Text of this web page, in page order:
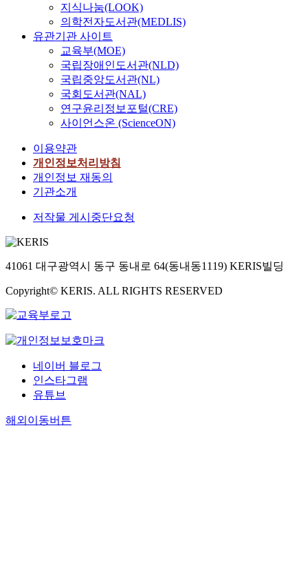
지식나눔(LOOK)
의학전자도서관(MEDLIS)
유관기관 사이트
교육부(MOE)
국립장애인도서관(NLD)
국립중앙도서관(NL)
국회도서관(NAL)
연구윤리정보포털(CRE)
사이언스온 (ScienceON)
이용약관
개인정보처리방침
개인정보 재동의
기관소개
저작물 게시중단요청
41061 대구광역시 동구 동내로 64(동내동1119) KERIS빌딩
Copyright© KERIS. ALL RIGHTS RESERVED
네이버 블로그
인스타그램
유튜브
해외이동버튼